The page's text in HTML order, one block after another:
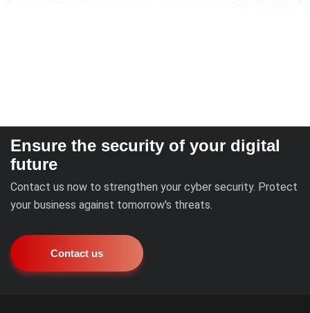
Ensure the security of your digital
future
Contact us now to strengthen your cyber security. Protect
your business against tomorrow's threats.
Contact us